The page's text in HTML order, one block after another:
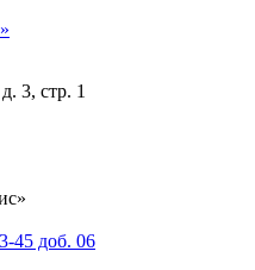
3, стр. 1
45 доб. 06